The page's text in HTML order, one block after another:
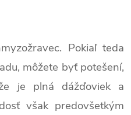
Pokiaľ teda
môžete byť potešení,
je plná dážďoviek a
však predovšetkým